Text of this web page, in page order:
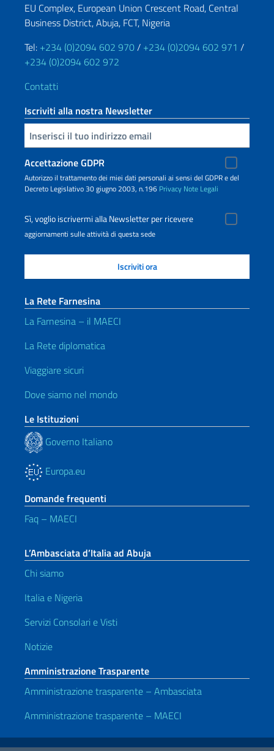
EU Complex, European Union Crescent Road, Central
Business District, Abuja, FCT, Nigeria
Tel: +234 (0)2094 602 970/ +234 (0)2094 602 971 /
+234 (0)2094 602 972
Contatti
Iscriviti alla nostra Newsletter
Inserisci la tua email
Accettazione GDPR
Autorizzo il trattamento dei miei dati personali ai sensi del GDPR e del
Decreto Legislativo 30 giugno 2003, n.196 Privacy Note Legali
Sì, voglio iscrivermi alla Newsletter per ricevere
aggiornamenti sulle attività di questa sede
La Rete Farnesina
La Farnesina – il MAECI
La Rete diplomatica
Viaggiare sicuri
Dove siamo nel mondo
Le Istituzioni
Governo Italiano
Europa.eu
Domande frequenti
Faq – MAECI
L’Ambasciata d’Italia ad Abuja
Chi siamo
Italia e Nigeria
Servizi Consolari e Visti
Notizie
Amministrazione Trasparente
Amministrazione trasparente – Ambasciata
Amministrazione trasparente – MAECI